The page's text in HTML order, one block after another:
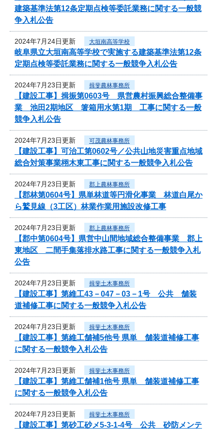
建築基準法第12条定期点検等委託業務に関する一般競
争入札公告
2024年7月24日更新 大垣南高等学校
岐阜県立大垣南高等学校で実施する建築基準法第12条
定期点検等委託業務に関する一般競争入札公告
2024年7月23日更新 揖斐農林事務所
【建設工事】揖振第0603号 県営農村振興総合整備事
業 池田2期地区 箸箱用水第1期 工事に関する一般
競争入札公告
2024年7月23日更新 可茂農林事務所
【建設工事】可治工第0602号／公共山地災害重点地域
総合対策事業栩木東工事に関する一般競争入札公告
2024年7月23日更新 郡上農林事務所
【郡林第0604号】県単林道等円滑化事業 林道白尾か
ら鷲見線（3工区）林業作業用施設改修工事
2024年7月23日更新 郡上農林事務所
【郡中第0604号】県営中山間地域総合整備事業 郡上
東地区 二間手集落排水路工事に関する一般競争入札
公告
2024年7月23日更新 揖斐土木事務所
【建設工事】第維工43－047－03－1号 公共 舗装
道補修工事に関する一般競争入札公告
2024年7月23日更新 揖斐土木事務所
【建設工事】第維工舗補5他号 県単 舗装道補修工事
に関する一般競争入札公告
2024年7月23日更新 揖斐土木事務所
【建設工事】第維工舗補1他号 県単 舗装道補修工事
に関する一般競争入札公告
2024年7月23日更新 揖斐土木事務所
【建設工事】第砂工砂メ5-3-1-4号 公共 砂防メンテ